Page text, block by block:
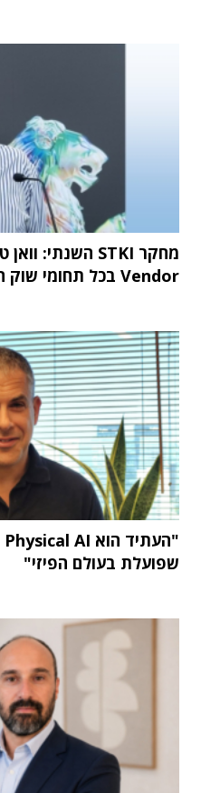
Vendor בכל תחומי שוק ה-IT
שפועלת בעולם הפיזי"